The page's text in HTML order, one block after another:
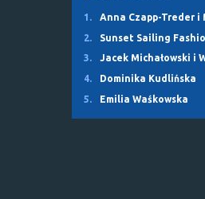
1. Anna Czapp-Treder i
2.
Sunset Sailing
3.
Jacek Michałowski i
4.
Dominika Kudlińska
5.
Emilia Waśkowska